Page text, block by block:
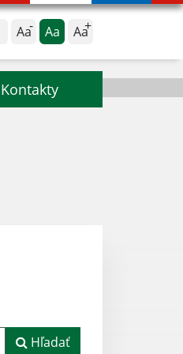
Aa Aa Aa
Kontakty
Hľadať